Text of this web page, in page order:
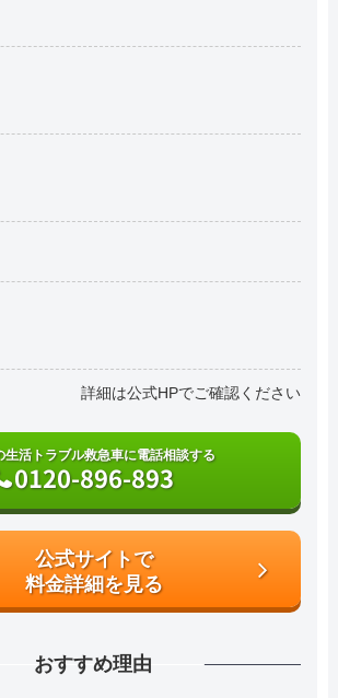
詳細は公式HPでご確認ください
生活トラブル救急車に電話相談する
0120-896-893
公式サイトで
料金詳細を見る
おすすめ理由